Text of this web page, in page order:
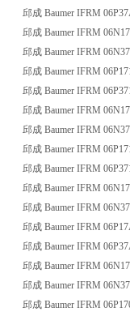
邱成 Baumer IFRM
邱成 Baumer IFRM
邱成 Baumer IFRM
邱成 Baumer IFRM
邱成 Baumer IFRM
邱成 Baumer IFRM
邱成 Baumer IFRM
邱成 Baumer IFRM
邱成 Baumer IFRM
邱成 Baumer IFRM
邱成 Baumer IFRM
邱成 Baumer IFRM
邱成 Baumer IFRM
邱成 Baumer IFRM
邱成 Baumer IFRM
邱成 Baumer IFRM